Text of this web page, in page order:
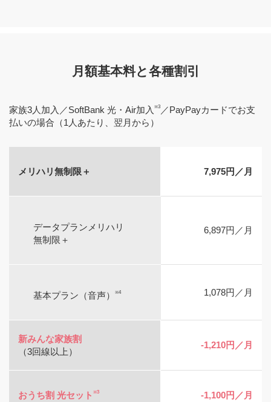
月額基本料と各種割引
家族3人加入／SoftBank 光・Air加入 ※3 ／PayPayカードでお支
払いの場合（1人あたり、翌月から）
メリハリ無制限＋ 7,975円／月
データプランメリハリ
無制限＋
6,897円／月
基本プラン（音声） ※4 1,078円／月
新みんな家族割
（3回線以上）
-1,210円／月
おうち割 光セット ※3 -1,100円／月